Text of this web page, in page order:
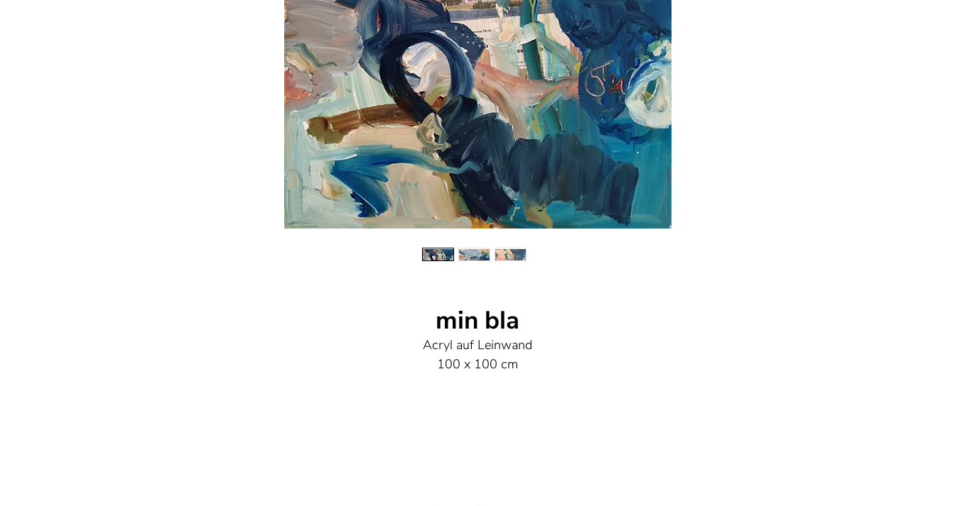
min bla
Acryl auf Leinwand
100 x 100 cm